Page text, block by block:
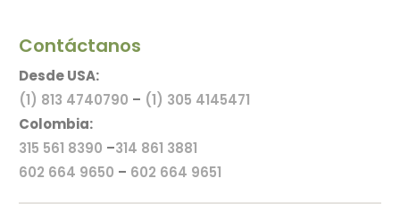
Contáctanos
Desde USA:
(1) 813 4740790 – (1) 305 4145471
Colombia:
315 561 8390 –314 861 3881
602 664 9650 – 602 664 9651